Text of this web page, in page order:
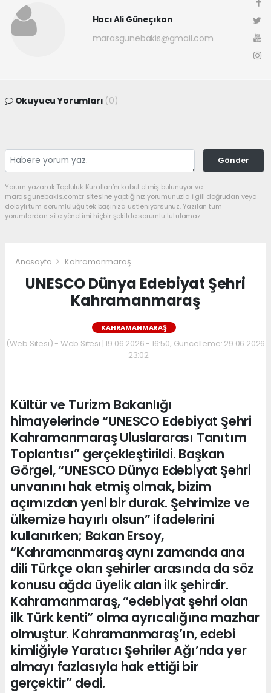
Hacı Ali Güneçıkan
marasgunebakis@gmail.com
Okuyucu Yorumları (0)
Gönder
Yorum yazarak Topluluk Kuralları’nı kabul etmiş bulunuyor ve
marasgunebakis.com.tr sitesine yaptığınız yorumunuzla ilgili doğrudan veya
dolaylı tüm sorumluluğu tek başınıza üstleniyorsunuz. Yazılan tüm
yorumlardan site yönetimi hiçbir şekilde sorumlu tutulamaz.
Anasayfa Kahramanmaraş
UNESCO Dünya Edebiyat Şehri
Kahramanmaraş
KAHRAMANMARAŞ
(Web Sitesi) - Web Sitesi | 19.06.2026 - 16:50, Güncelleme: 29.06.2026
- 23:02
Kültür ve Turizm Bakanlığı
himayelerinde “UNESCO Edebiyat Şehri
Kahramanmaraş Uluslararası Tanıtım
Toplantısı” gerçekleştirildi. Başkan
Görgel, “UNESCO Dünya Edebiyat Şehri
unvanını hak etmiş olmak, bizim
açımızdan yeni bir durak. Şehrimize ve
ülkemize hayırlı olsun” ifadelerini
kullanırken; Bakan Ersoy,
“Kahramanmaraş aynı zamanda ana
dili Türkçe olan şehirler arasında da söz
konusu ağda üyelik alan ilk şehirdir.
Kahramanmaraş, “edebiyat şehri olan
ilk Türk kenti” olma ayrıcalığına mazhar
olmuştur. Kahramanmaraş’ın, edebi
kimliğiyle Yaratıcı Şehriler Ağı’nda yer
almayı fazlasıyla hak ettiği bir
gerçektir” dedi.